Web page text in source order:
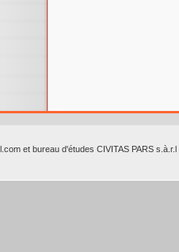
et bureau d'études CIVITAS